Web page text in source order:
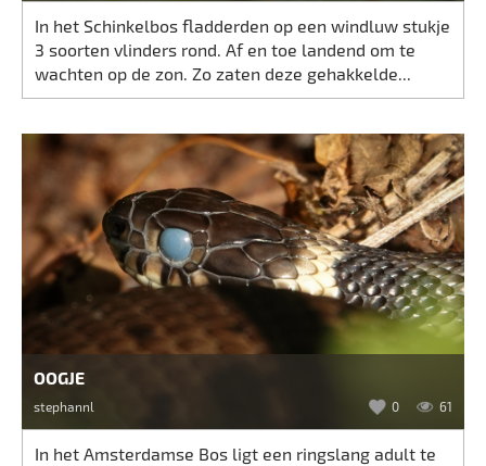
In het Schinkelbos fladderden op een windluw stukje
3 soorten vlinders rond. Af en toe landend om te
wachten op de zon. Zo zaten deze gehakkelde...
OOGJE
stephannl 0 61
In het Amsterdamse Bos ligt een ringslang adult te